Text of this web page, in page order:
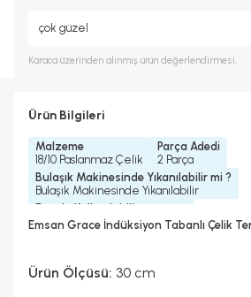
çok güzel
Karaca üzerinden alınmış ürün değerlendirmesi.
Ürün Bilgileri
Malzeme
18/10 Paslanmaz Çelik
Parça Adedi
2 Parça
Bulaşık Makinesinde Yıkanılabilir mi ?
Bulaşık Makinesinde Yıkanılabilir
Fırında Kullanılabilir
Fırında Kullanılabilir (kapaksız)
Garanti Yılı
Emsan Grace İndüksiyon Tabanlı Çelik
Ürün Ölçüsü: 30 cm